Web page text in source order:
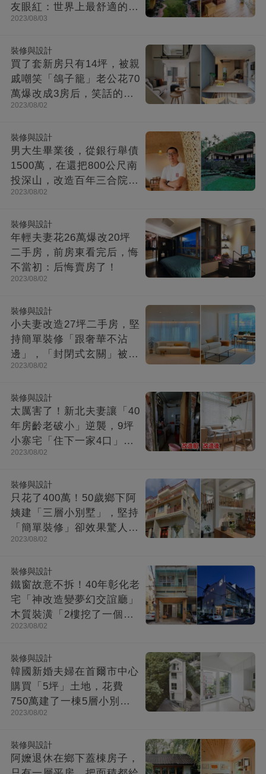
友眼紅：世界上最舒適的時
光都在這里
2023/08/03
裝修與設計
買了套新房只有14坪，被親
戚嘲笑「鴿子籠」老公花70
萬爆改成3房后，笑話的親
戚不吭聲了
2023/08/02
裝修與設計
男大生畢業後，從銀行舉債
1500萬，在還把800公尺南
投深山，改造百年三合院，
成「台灣最美民宿」!
2023/08/02
裝修與設計
年輕夫妻花26萬爆改20坪
二手房，前房東看完后，悔
不當初：后悔賣房了！
2023/08/02
裝修與設計
小夫妻改造27坪二手房，堅
持簡單裝修「跟奢華不沾
邊」，「封閉式玄關」被贊
爆：這就是夢想中的家！
2023/08/02
裝修與設計
太厲害了！新北夫妻讓「40
年房齡老破小」逆襲，9坪
小寨宅「住下一家4口」，
收納超強超舒適
2023/08/02
裝修與設計
只花了400萬！50歲鄉下阿
姨建「三層小別墅」，堅持
「簡單裝修」卻效果驚人：
一進屋就療愈了
2023/08/02
裝修與設計
鐵窗故意不拆！40年彰化老
宅「神改造變夢幻交誼廳」
木質裝潢「2樓挖了一個大
洞」走上樓美翻
2023/08/02
裝修與設計
韓國新婚夫婦在首爾市中心
購買「5坪」土地，花費
750萬建了一棟5層小別
墅：小房子卻幸福感爆棚
2023/08/02
裝修與設計
阿嬤退休在鄉下蓋棟房子，